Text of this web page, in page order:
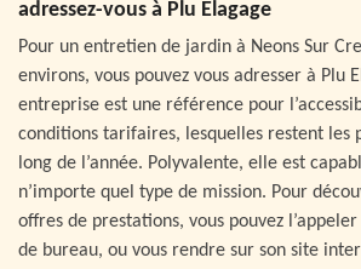
adressez-vous à Plu Elagage
Pour un entretien de jardin à Neons Sur
environs, vous pouvez vous adresser à Plu
entreprise est une référence pour
conditions tarifaires, lesquelles restent les
long de l’année. Polyvalente, elle est
n’importe quel type de mission. Pour
offres de prestations, vous pouvez
de bureau, ou vous rendre sur son site